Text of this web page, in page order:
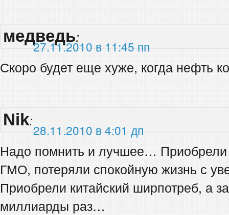
медведь:
27.11.2010 в 11:45 пп
Скоро будет еще хуже, когда нефть
Nik:
28.11.2010 в 4:01 дп
Надо помнить и лучшее… Приобрели
ГМО, потеряли спокойную жизнь с
Приобрели китайский ширпотреб, а
миллиарды раз…